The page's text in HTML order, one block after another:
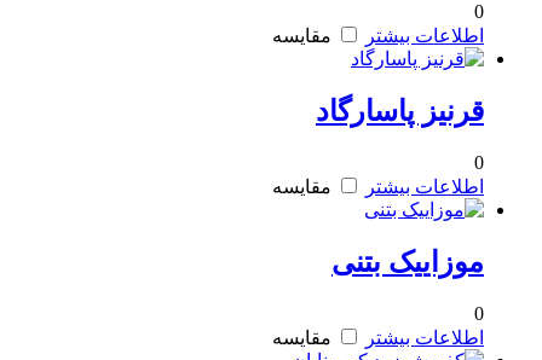
0
اطلاعات بیشتر
مقایسه
قرنیز پاسارگاد
0
اطلاعات بیشتر
مقایسه
موزاییک بتنی
0
اطلاعات بیشتر
مقایسه